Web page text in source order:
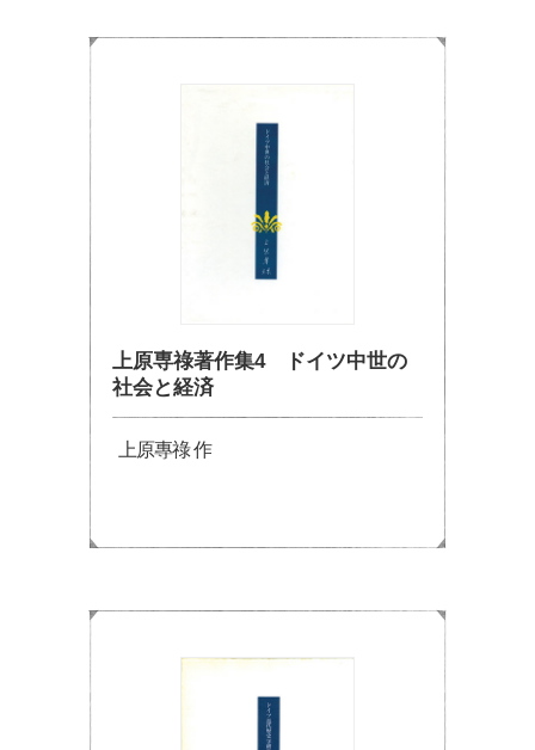
上原専祿著作集4 ドイツ中世の
社会と経済
上原專祿 作